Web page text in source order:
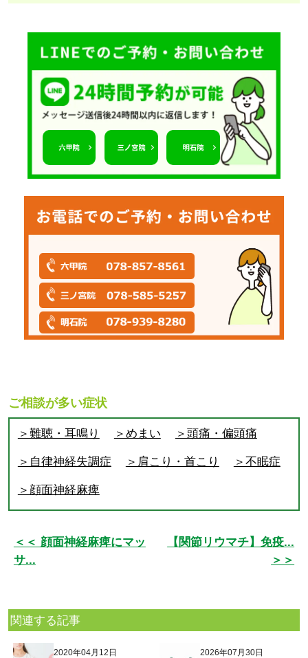
ご相談が多い症状
＞難聴・耳鳴り ＞めまい ＞頭痛・偏頭痛
＞自律神経失調症 ＞肩こり・首こり ＞不眠症
＞顔面神経麻痺
＜＜ 顔面神経麻痺にマッ
サ...
【関節リウマチ】免疫...
＞＞
関連する記事
2020年04月12日 2026年07月30日